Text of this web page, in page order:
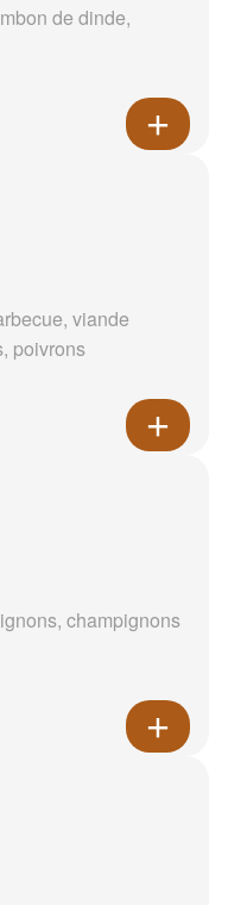
de dinde,
viande
poivrons
champignons